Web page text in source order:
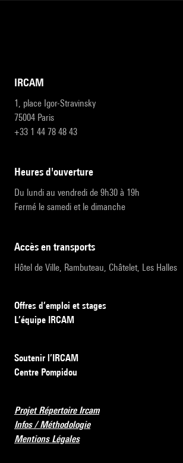
IRCAM
1, place Igor-Stravinsky
75004 Paris
+33 1 44 78 48 43
heures d'ouverture
Du lundi au vendredi de 9h30 à 19h
Fermé le samedi et le dimanche
accès en transports
Hôtel de Ville, Rambuteau, Châtelet, Les Halles
Offres d’emploi et stages
L’équipe IRCAM
Soutenir l’IRCAM
Centre Pompidou
Projet Répertoire Ircam
Infos / Méthodologie
Mentions Légales